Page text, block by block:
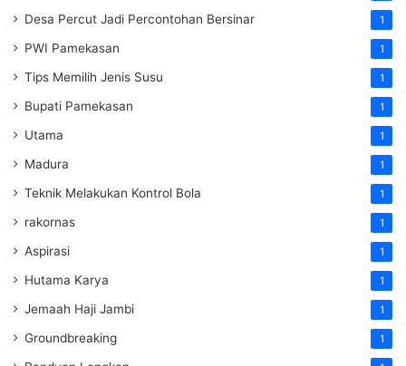
Desa Percut Jadi Percontohan Bersinar 1
PWI Pamekasan 1
Tips Memilih Jenis Susu 1
Bupati Pamekasan 1
Utama 1
Madura 1
Teknik Melakukan Kontrol Bola 1
rakornas 1
Aspirasi 1
Hutama Karya 1
Jemaah Haji Jambi 1
Groundbreaking 1